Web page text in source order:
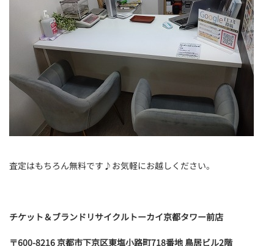
査定はもちろん無料です♪お気軽にお越しください。
チケット＆ブランドリサイクルトーカイ京都タワー前店
〒600-8216 京都市下京区東塩小路町718番地 鳥居ビル2階